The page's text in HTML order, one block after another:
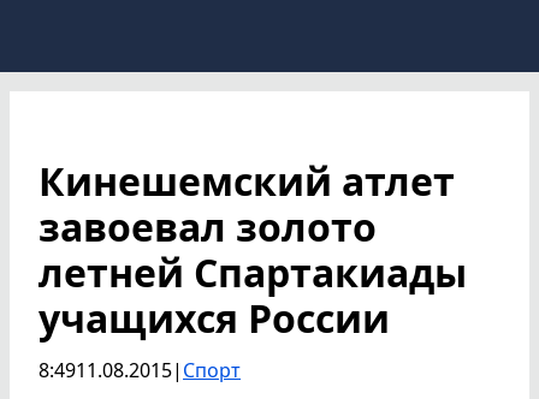
Кинешемский атлет
завоевал золото
летней Спартакиады
учащихся России
8:4911.08.2015| Спорт